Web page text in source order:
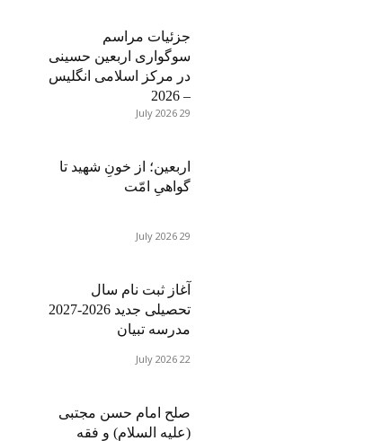
جزئیات مراسم
سوگواری اربعین حسینی
در مرکز اسلامی انگلیس
– 2026
29 July 2026
اربعین؛ از خونِ شهید تا
گواهیِ امّت
29 July 2026
آغاز ثبت نام سال
تحصیلی جدید 2026-2027
مدرسه تبیان
22 July 2026
صلح امام حسن مجتبی
(علیه السلام) و فقه